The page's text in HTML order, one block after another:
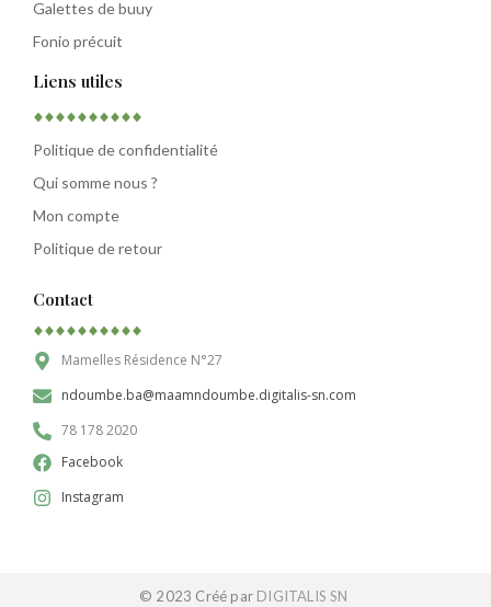
Galettes de buuy
Fonio précuit
Liens utiles
Politique de confidentialité
Qui somme nous ?
Mon compte
Politique de retour
Contact
Mamelles Résidence N°27
ndoumbe.ba@maamndoumbe.digitalis-sn.com
78 178 2020
Facebook
Instagram
© 2023 Créé par DIGITALIS SN